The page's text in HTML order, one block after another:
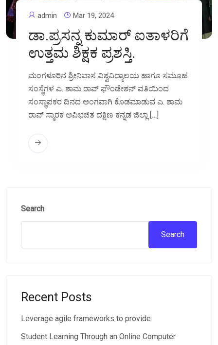
admin Mar 19, 2024
ಡಾ.ಪ್ರಸನ್ನ ಕುಮಾರ್‌ ಐತಾಳರಿಗೆ
ಉತ್ತಮ ಶಿಕ್ಷಕ ಪ್ರಶಸ್ತಿ.
ಮಂಗಳೂರಿನ ಶ್ರೀನಿವಾಸ ವಿಶ್ವವಿದ್ಯಾಲಯ ಹಾಗೂ ಸಮೂಹ
ಸಂಸ್ಥೆಗಳ ಎ. ಶಾಮ ರಾವ್ ಫೌಂಡೇಶನ್ ವತಿಯಿಂದ
ಸಂಸ್ಥಾಪಕರ ದಿನದ ಅಂಗವಾಗಿ ಕೊಡಮಾಡುವ ಎ. ಶಾಮ
ರಾವ್ ಸ್ಮಾರಕ ಅವಿಭಜಿತ ದಕ್ಷಿಣ ಕನ್ನಡ ಜಿಲ್ಲಾ […]
Search
Search
Recent Posts
Leverage agile frameworks to provide
Student Learning Through an Online Computer